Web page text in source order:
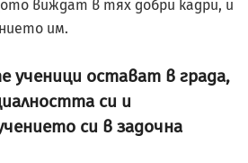
виждат в тях добри кадри, и
им.
ученици остават в града,
си и
си в задочна